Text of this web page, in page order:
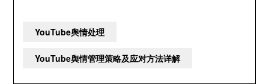
YouTube舆情处理
YouTube舆情管理策略及应对方法详解